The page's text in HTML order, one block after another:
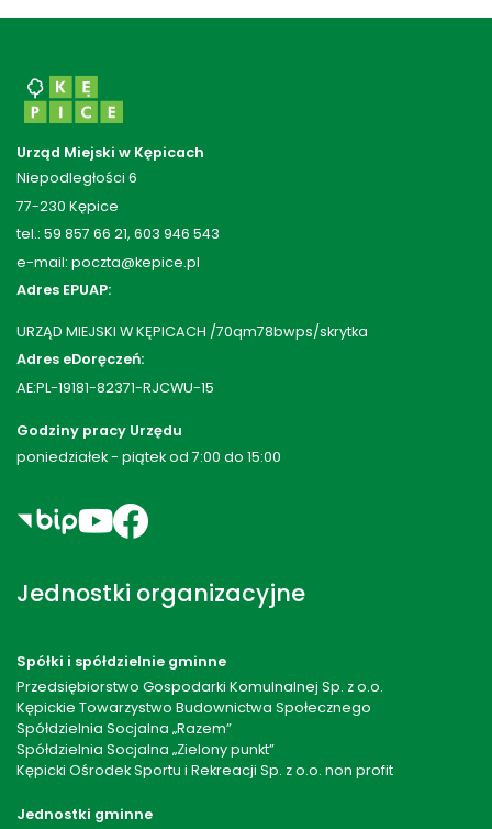
Urząd Miejski w Kępicach
Niepodległości 6
77-230 Kępice
tel.: 59 857 66 21, 603 946 543
e-mail: poczta@kepice.pl
Adres EPUAP:
URZĄD MIEJSKI W KĘPICACH /70qm78bwps/skrytka
Adres eDoręczeń:
AE:PL-19181-82371-RJCWU-15
Godziny pracy Urzędu
poniedziałek - piątek od 7:00 do 15:00
Jednostki organizacyjne
Spółki i spółdzielnie gminne
Przedsiębiorstwo Gospodarki Komulnalnej Sp. z o.o.
Kępickie Towarzystwo Budownictwa Społecznego
Spółdzielnia Socjalna „Razem”
Spółdzielnia Socjalna „Zielony punkt”
Kępicki Ośrodek Sportu i Rekreacji Sp. z o.o. non profit
Jednostki gminne